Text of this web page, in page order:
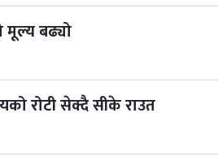
मूल्य बढ्यो
रोटी सेक्दै सीके राउत